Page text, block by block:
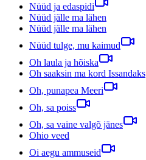
Nüüd ja edaspidi
Nüüd jälle ma lähen
Nüüd jälle ma lähen
Nüüd tulge, mu kaimud
Oh laula ja hõiska
Oh saaksin ma kord Issandaks
Oh, punapea Meeri
Oh, sa poiss
Oh, sa vaine valgõ jänes
Ohio veed
Oi aegu ammuseid